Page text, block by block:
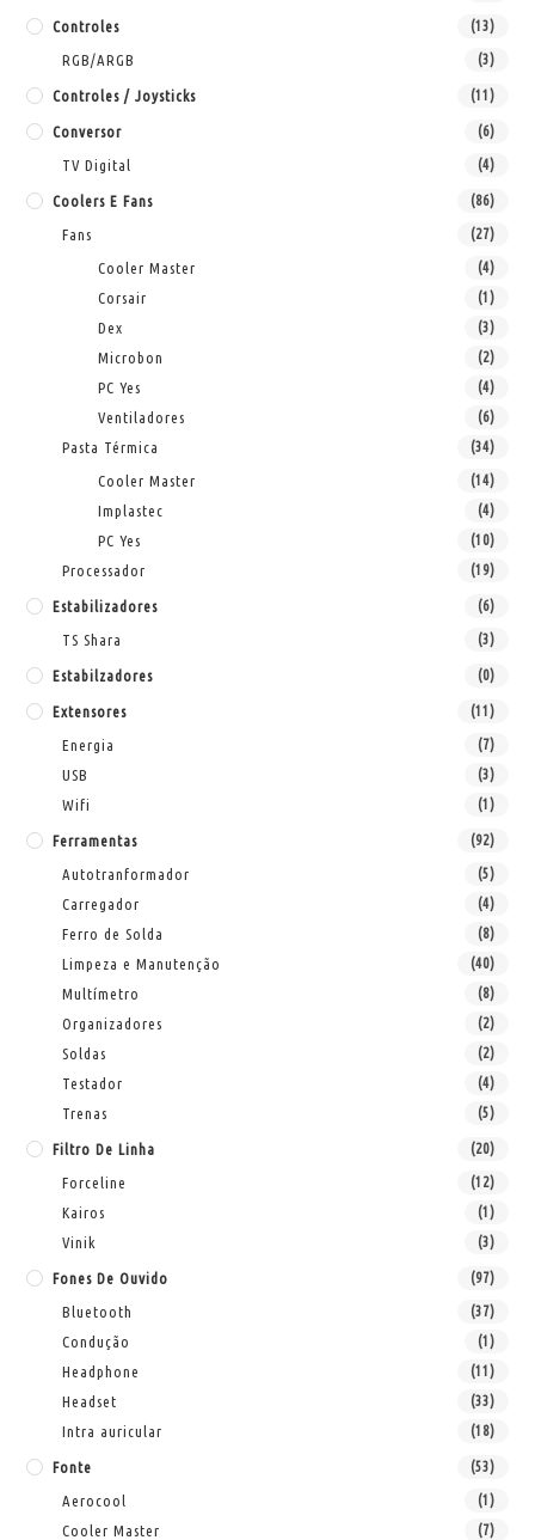
Controles (13)
RGB/ARGB (3)
Controles / Joysticks (11)
Conversor (6)
TV Digital (4)
Coolers E Fans (86)
Fans (27)
Cooler Master (4)
Corsair (1)
Dex (3)
Microbon (2)
PC Yes (4)
Ventiladores (6)
Pasta Térmica (34)
Cooler Master (14)
Implastec (4)
PC Yes (10)
Processador (19)
Estabilizadores (6)
TS Shara (3)
Estabilzadores (0)
Extensores (11)
Energia (7)
USB (3)
Wifi (1)
Ferramentas (92)
Autotranformador (5)
Carregador (4)
Ferro de Solda (8)
Limpeza e Manutenção (40)
Multímetro (8)
Organizadores (2)
Soldas (2)
Testador (4)
Trenas (5)
Filtro De Linha (20)
Forceline (12)
Kairos (1)
Vinik (3)
Fones De Ouvido (97)
Bluetooth (37)
Condução (1)
Headphone (11)
Headset (33)
Intra auricular (18)
Fonte (53)
Aerocool (1)
Cooler Master (7)